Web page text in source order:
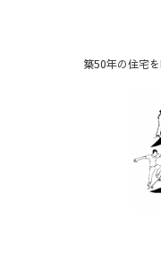
築50年の住宅